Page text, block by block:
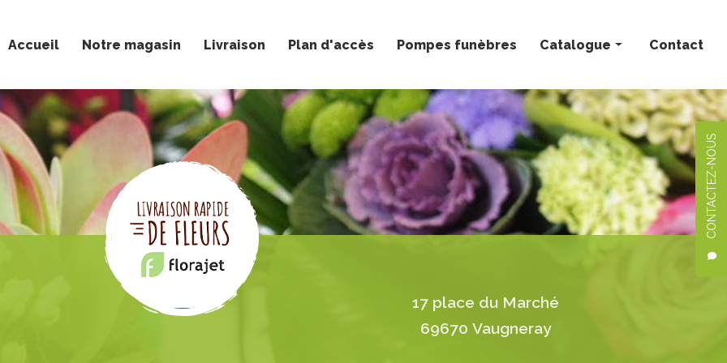
CONTACTEZ-NOUS
Accueil Notre magasin Livraison Plan d'accès Pompes funèbres Catalogue
Bouquets personnalisés
Compositions florales
Deuil
Mariage
Plantes
Contact
17 place du Marché
69670 Vaugneray